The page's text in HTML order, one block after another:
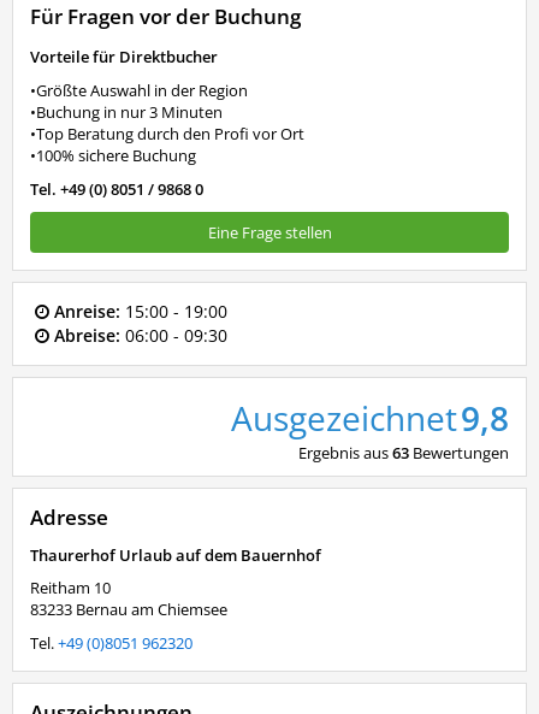
Für Fragen vor der Buchung
Vorteile für Direktbucher
•Größte Auswahl in der Region
•Buchung in nur 3 Minuten
•Top Beratung durch den Profi vor Ort
•100% sichere Buchung
Tel. +49 (0) 8051 / 9868 0
Eine Frage stellen
Anreise: 15:00 - 19:00
Abreise: 06:00 - 09:30
Ausgezeichnet9,8
Ergebnis aus63 Bewertungen
Adresse
Thaurerhof Urlaub auf dem Bauernhof
Reitham 10
83233 Bernau am Chiemsee
Tel.+49 (0)8051 962320